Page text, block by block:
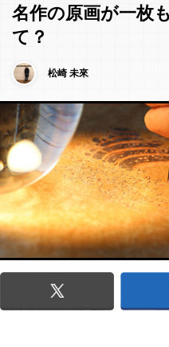
名作の原画が一枚
て？
松崎 未來